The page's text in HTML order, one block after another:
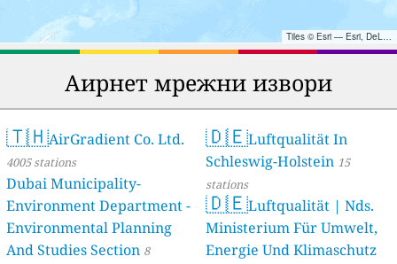
Tiles © Esri — Esri, DeLorme, NAVTEQ, TomTom, Intermap, iPC, USGS, FAO, NPS, NRCAN, GeoBase, Kadaster NL, Ordnance Survey, Esri Japan, METI, Esri China (Hong Kong), and the GIS User Community
Аирнет мрежни извори
🇹🇭AirGradient Co. Ltd.
4005 stations
Dubai Municipality-
Environment Department -
Environmental Planning
And Studies Section 8
🇩🇪Luftqualität In
Schleswig-Holstein 15
stations
🇩🇪Luftqualität | Nds.
Ministerium Für Umwelt,
Energie Und Klimaschutz